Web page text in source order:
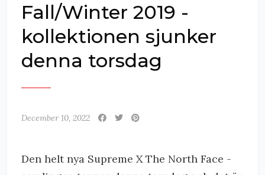
Fall/Winter 2019 -
kollektionen sjunker
denna torsdag
December 10, 2022
Den helt nya Supreme X The North Face -